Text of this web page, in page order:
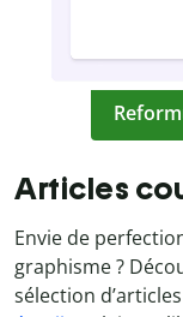
Articles
Envie de
graphisme ?
sélection